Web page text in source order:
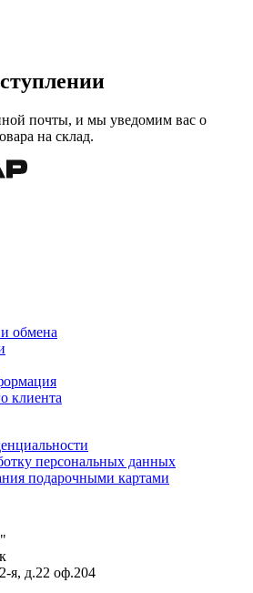
почты, и мы уведомим вас о
на склад.
обмена
клиента
персональных данных
подарочными картами
я, д.22 оф.204